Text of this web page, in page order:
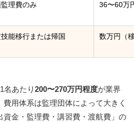
監理費のみ 36〜60万
能移行または帰国 数万円（
名あたり200〜270万円程度が業界
用体系は監理団体によって大きく
資金・監理費・講習費・渡航費」の